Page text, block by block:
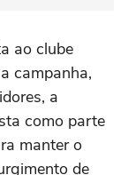
ao clube
campanha,
a
como parte
manter o
de